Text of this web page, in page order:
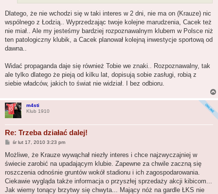
Dlatego, że nie wchodzi się w taki interes w 2 dni, nie ma on (Krauze) nic
wspólnego z Łodzią.. Wyprzedzając twoje kolejne marudzenia, Cacek też
nie miał.. Ale my jesteśmy bardziej rozpoznawalnym klubem w Polsce niż
ten patologiczny klubik, a Cacek planował kolejną inwestycje sportową od
dawna..
Widać propaganda daje się również Tobie we znaki.. Rozpoznawalny, tak
ale tylko dlatego że pieją od kilku lat, dopisują sobie zasługi, robią z
siebie władców, jakich to świat nie widział. I bez odbioru.
m4sti
Klub 1910
Re: Trzeba działać dalej!
P
s
śr lut 17, 2010 3:23 pm
Możliwe, że Krauze wywąchał niezły interes i chce najzwyczajniej w
świecie zarobić na upadającym klubie. Zapewne za chwile zaczną się
roszczenia odnośnie gruntów wokół stadionu i ich zagospodarowania.
Ciekawie wygląda także informacja o przyszłej sprzedaży akcji kibicom...
Jak wiemy tonący brzytwy się chwyta... Mający nóż na gardle ŁKS nie